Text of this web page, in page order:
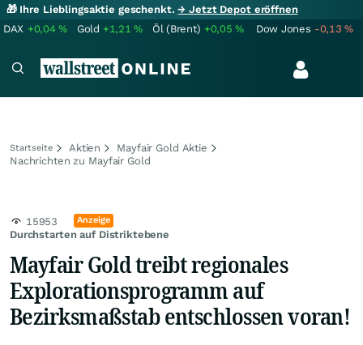
🎁 Ihre Lieblingsaktie geschenkt.→ Jetzt Depot eröffnen
DAX +0,04% Gold +1,21% Öl (Brent) +0,05% Dow Jones -0,13%
Startseite Aktien
Mayfair Gold Aktie
Nachrichten zu Mayfair Gold
Durchstarten auf Distriktebene
15953 Anzeige
Mayfair Gold treibt regionales
Explorationsprogramm auf
Bezirksmaßstab entschlossen voran!